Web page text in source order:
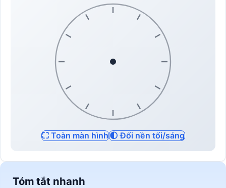
⛶ Toàn màn hình🌓 Đổi nền tối/sáng
Tóm tắt nhanh